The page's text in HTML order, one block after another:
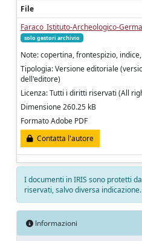
File
Faraco_Istituto-Archeologico-
solo gestori archivio
Note: copertina, frontespizio,
Tipologia: Versione editoriale
dell'editore)
Licenza: Tutti i diritti riservati (All
Dimensione 260.25 kB
Formato Adobe PDF
Contatta l'autore
I documenti in IRIS sono protetti
riservati, salvo diversa indicazione.
Informazioni